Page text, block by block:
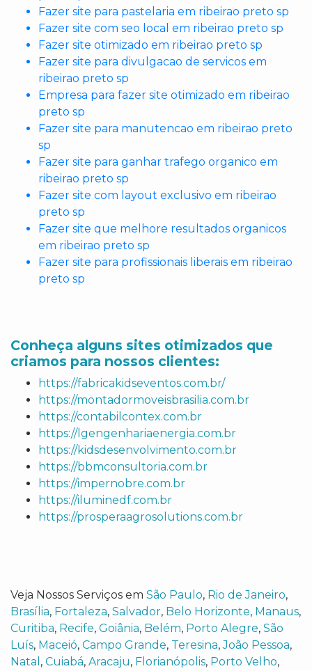
Fazer site para pastelaria em ribeirao preto sp
Fazer site com seo local em ribeirao preto sp
Fazer site otimizado em ribeirao preto sp
Fazer site para divulgacao de servicos em
ribeirao preto sp
Empresa para fazer site otimizado em ribeirao
preto sp
Fazer site para manutencao em ribeirao preto
sp
Fazer site para ganhar trafego organico em
ribeirao preto sp
Fazer site com layout exclusivo em ribeirao
preto sp
Fazer site que melhore resultados organicos
em ribeirao preto sp
Fazer site para profissionais liberais em ribeirao
preto sp
Conheça alguns sites otimizados que
criamos para nossos clientes:
https://fabricakidseventos.com.br/
https://montadormoveisbrasilia.com.br
https://contabilcontex.com.br
https://lgengenhariaenergia.com.br
https://kidsdesenvolvimento.com.br
https://bbmconsultoria.com.br
https://impernobre.com.br
https://iluminedf.com.br
https://prosperaagrosolutions.com.br
Veja Nossos Serviços em São Paulo, Rio de Janeiro,
Brasília, Fortaleza, Salvador, Belo Horizonte, Manaus,
Curitiba, Recife, Goiânia, Belém, Porto Alegre, São
Luís, Maceió, Campo Grande, Teresina,João Pessoa,
Natal , Cuiabá, Aracaju, Florianópolis, Porto Velho,